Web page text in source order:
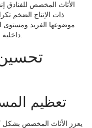
الأثاث المخصص للفنادق
ذات الإنتاج الضخم
موضوعها الفريد ومستوى
داخلية لا تُنسى تعزز قصة العلامة التجارية وجماليتها.
تعظيم
يعزز الأثاث المخصص بشكل